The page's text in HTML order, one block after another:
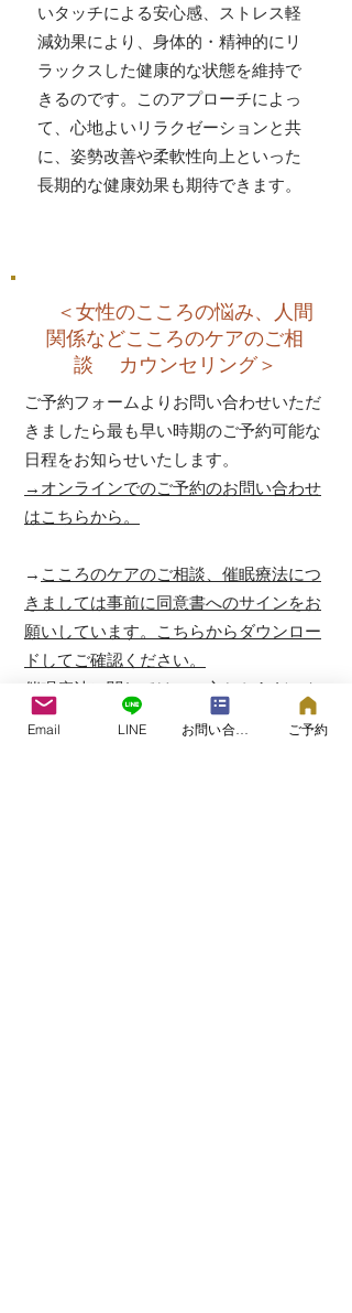
いタッチによる安心感、ストレス軽
減効果により、身体的・精神的にリ
ラックスした健康的な状態を維持で
きるのです。このアプローチによっ
て、心地よいリラクゼーションと共
に、姿勢改善や柔軟性向上といった
長期的な健康効果も期待できます。
​ ＜女性のこころの悩み、人間
関係などこころのケアのご相
談 カウンセリング＞
ご予約フォームよりお問い合わせいただ
きましたら最も早い時期のご予約可能な
日程をお知らせいたします。
→オンラインでのご予約のお問い合わせ
はこちらから。
​→ こころのケアのご相談、催眠療法につ
きましては事前に同意書へのサインをお
願いしています。こちらからダウンロー
ドしてご確認ください。
​催眠療法に関しては、＜心とからだのケ
アのご相談60分＞を一回以上ご利用いた
Email LINE お問い合わせフォーム ご予約